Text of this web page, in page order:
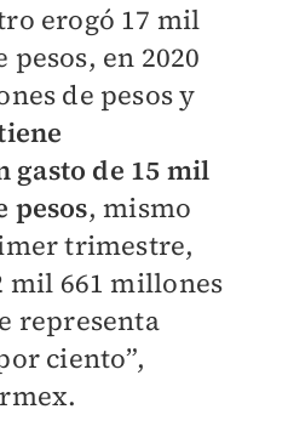
erogó 17 mil
en 2020
de pesos y
gasto de 15 mil
pesos, mismo
trimestre,
mil 661 millones
representa
ciento”,